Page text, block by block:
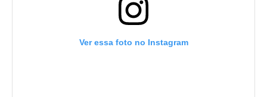
Ver essa foto no Instagram